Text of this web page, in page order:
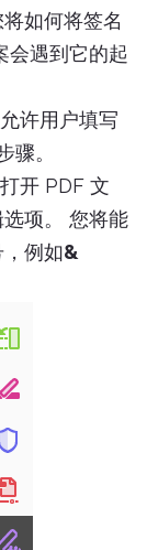
如何将签名
会遇到它的起
许用户填写
骤。
开 PDF 文
项。 您将能
例如&